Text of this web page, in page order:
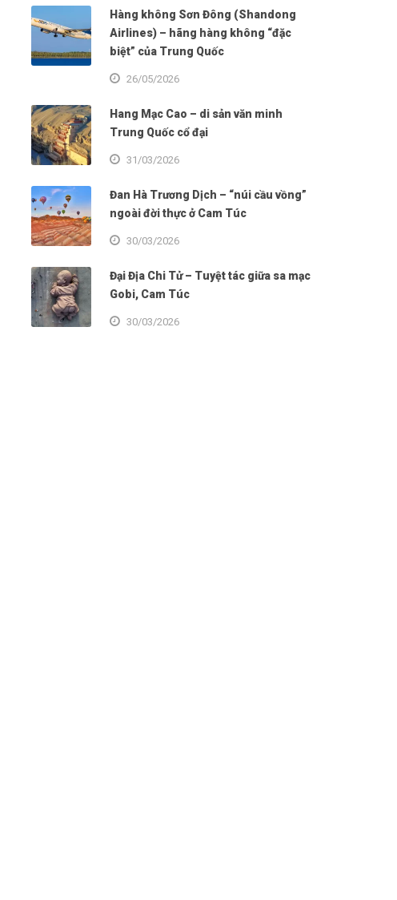
Hàng không Sơn Đông (Shandong
Airlines) – hãng hàng không “đặc
biệt” của Trung Quốc
26/05/2026
Hang Mạc Cao – di sản văn minh
Trung Quốc cổ đại
31/03/2026
Đan Hà Trương Dịch – “núi cầu vồng”
ngoài đời thực ở Cam Túc
30/03/2026
Đại Địa Chi Tử – Tuyệt tác giữa sa mạc
Gobi, Cam Túc
30/03/2026